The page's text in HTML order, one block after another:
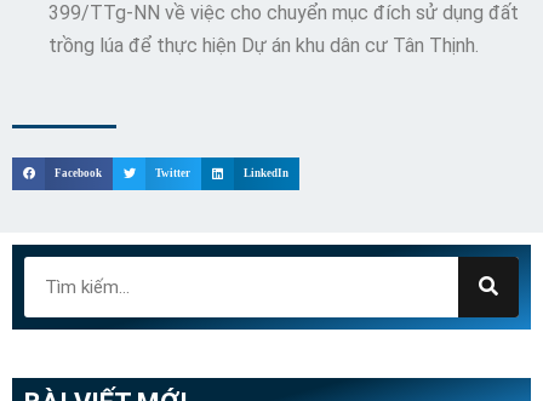
399/TTg-NN về việc cho chuyển mục đích sử dụng đất
trồng lúa để thực hiện Dự án khu dân cư Tân Thịnh.
Facebook Twitter LinkedIn